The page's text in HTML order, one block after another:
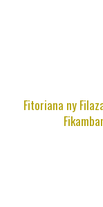
Fitoriana ny